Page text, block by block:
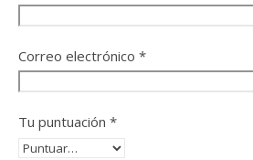
Correo electrónico *
Tu puntuación *